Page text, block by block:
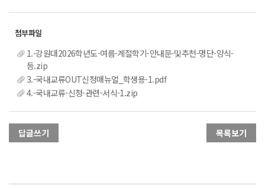
1.-강원대2026학년도-여름-계절학기-안내문-및추천-명단-양식-
등.zip
3.-국내교류OUT신청매뉴얼_학생용-1.pdf
4.-국내교류-신청-관련-서식-1.zip
답글쓰기 목록보기